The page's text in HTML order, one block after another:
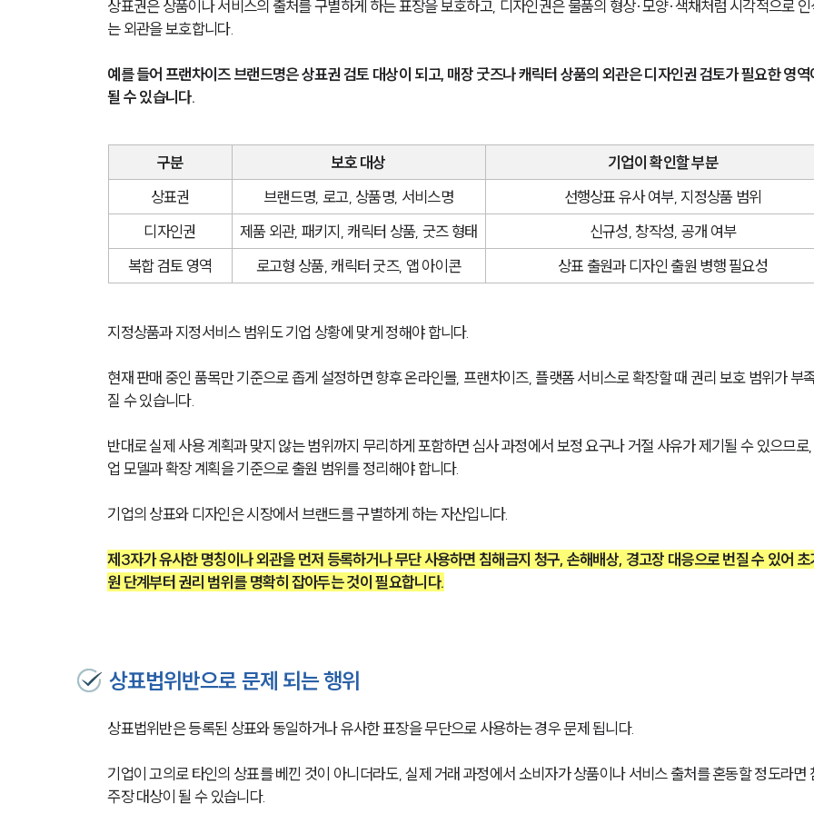
상표권은 상품이나 서비스의 출처를 구별하게 하는 표장을 보호하고, 디자인권은 물품의 형상·모양·색채처럼 시각적으로 인
는 외관을 보호합니다.
예를 들어 프랜차이즈 브랜드명은 상표권 검토 대상이 되고, 매장 굿즈나 캐릭터 상품의 외관은 디자인권 검토가 필요한 영역
될 수 있습니다.
구분 보호 대상
기업이 확인할 부분
상표권
브랜드명, 로고, 상품명, 서비스명
선행상표 유사 여부, 지정상품 범위
디자인권
제품 외관, 패키지, 캐릭터 상품, 굿즈 형태
신규성, 창작성, 공개 여부
복합 검토 영역
로고형 상품, 캐릭터 굿즈, 앱 아이콘 상표 출원과 디자인 출원 병행 필요성
지정상품과 지정서비스 범위도 기업 상황에 맞게 정해야 합니다.
현재 판매 중인 품목만 기준으로 좁게 설정하면 향후 온라인몰, 프랜차이즈, 플랫폼 서비스로 확장할 때 권리 보호 범위가 부
질 수 있습니다.
반대로 실제 사용 계획과 맞지 않는 범위까지 무리하게 포함하면 심사 과정에서 보정 요구나 거절 사유가 제기될 수 있으므로
업 모델과 확장 계획을 기준으로 출원 범위를 정리해야 합니다.
기업의 상표와 디자인은 시장에서 브랜드를 구별하게 하는 자산입니다.
제3자가 유사한 명칭이나 외관을 먼저 등록하거나 무단 사용하면 침해금지 청구, 손해배상, 경고장 대응으로 번질 수 있어 초
원 단계부터 권리 범위를 명확히 잡아두는 것이 필요합니다.
상표법위반으로 문제 되는 행위
상표법위반은 등록된 상표와 동일하거나 유사한 표장을 무단으로 사용하는 경우 문제 됩니다.
기업이 고의로 타인의 상표를 베낀 것이 아니더라도, 실제 거래 과정에서 소비자가 상품이나 서비스 출처를 혼동할 정도라면
주장 대상이 될 수 있습니다.